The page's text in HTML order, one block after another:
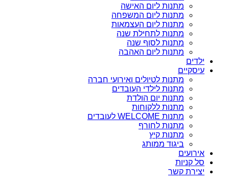
מתנות ליום האישה
מתנות ליום המשפחה
מתנות ליום העצמאות
מתנות לתחילת שנה
מתנות לסוף שנה
מתנות ליום האהבה
ילדים
עיסקיים
מתנות לטיולים ואירועי חברה
מתנות לילדי העובדים
מתנות יום הולדת
מתנות ללקוחות
מתנות WELCOME לעובדים
מתנות לחורף
מתנות קיץ
ביגוד ממותג
אירועים
סל קניות
יצירת קשר